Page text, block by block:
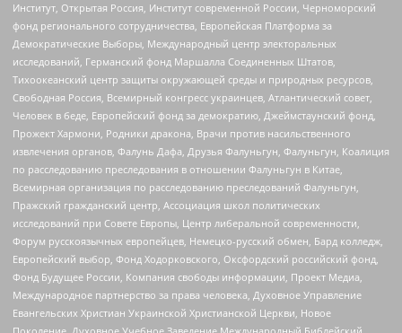
Институт, Открытая Россия, Институт современной России, Черноморский
фонд регионального сотрудничества, Европейская Платформа за
Демократические Выборы, Международный центр электоральных
исследований, Германский фонд Маршалла Соединенных Штатов,
Тихоокеанский центр защиты окружающей среды и природных ресурсов,
Свободная Россия, Всемирный конгресс украинцев, Атлантический совет,
Человек в беде, Европейский фонд за демократию, Джеймстаунский фонд,
Прожект Хармони, Родники дракона, Врачи против насильственного
извлечения органов, Фалунь Дафа, Друзья Фалуньгун, Фалуньгун, Коалиция
по расследованию преследования в отношении Фалуньгун в Китае,
Всемирная организация по расследованию преследований Фалуньгун,
Пражский гражданский центр, Ассоциация школ политических
исследований при Совете Европы, Центр либеральной современности,
Форум русскоязычных европейцев, Немецко-русский обмен, Бард колледж,
Европейский выбор, Фонд Ходорковского, Оксфордский российский фонд,
Фонд Будущее России, Компания свободы информации, Проект Медиа,
Международное партнерство за права человека, Духовное Управление
Евангельских Христиан Украинской Христианской Церкви, Новое